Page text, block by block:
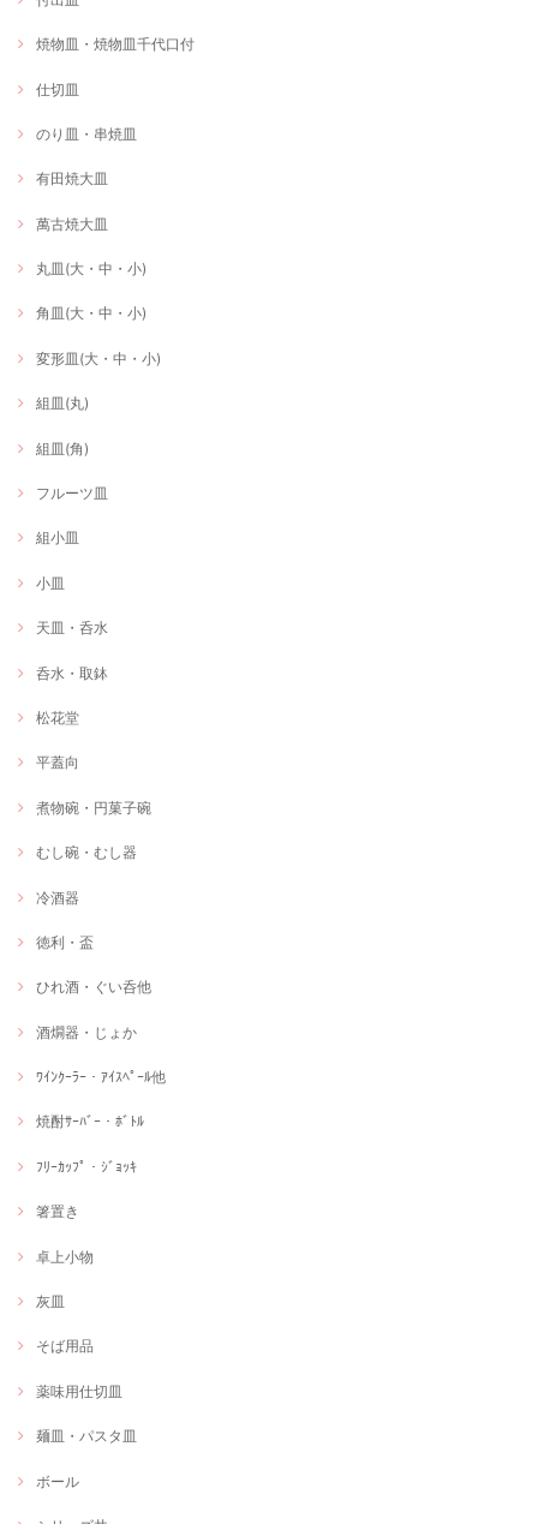
焼物皿・焼物皿千代口付
仕切皿
のり皿・串焼皿
有田焼大皿
萬古焼大皿
丸皿(大・中・小)
角皿(大・中・小)
変形皿(大・中・小)
組皿(丸)
組皿(角)
フルーツ皿
組小皿
小皿
天皿・呑水
呑水・取鉢
松花堂
平蓋向
煮物碗・円菓子碗
むし碗・むし器
冷酒器
徳利・盃
ひれ酒・ぐい呑他
酒燗器・じょか
ﾜｲﾝｸｰﾗｰ・ｱｲｽﾍﾟｰﾙ他
焼酎ｻｰﾊﾞｰ・ﾎﾞﾄﾙ
ﾌﾘｰｶｯﾌﾟ・ｼﾞｮｯｷ
箸置き
卓上小物
灰皿
そば用品
薬味用仕切皿
麺皿・パスタ皿
ボール